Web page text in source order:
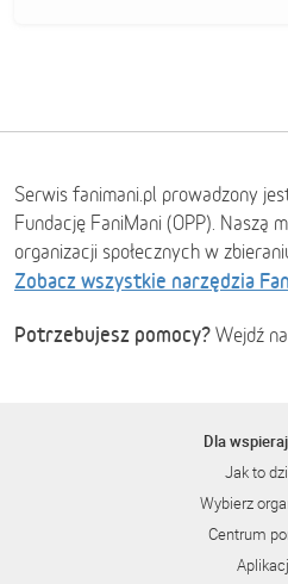
Serwis fanimani.pl prowadzony
Fundację FaniMani (OPP). Naszą
organizacji społecznych w
Zobacz wszystkie narzędzia
Potrzebujesz pomocy? Wejdź na
Dla
Jak to
Wybierz
Centrum